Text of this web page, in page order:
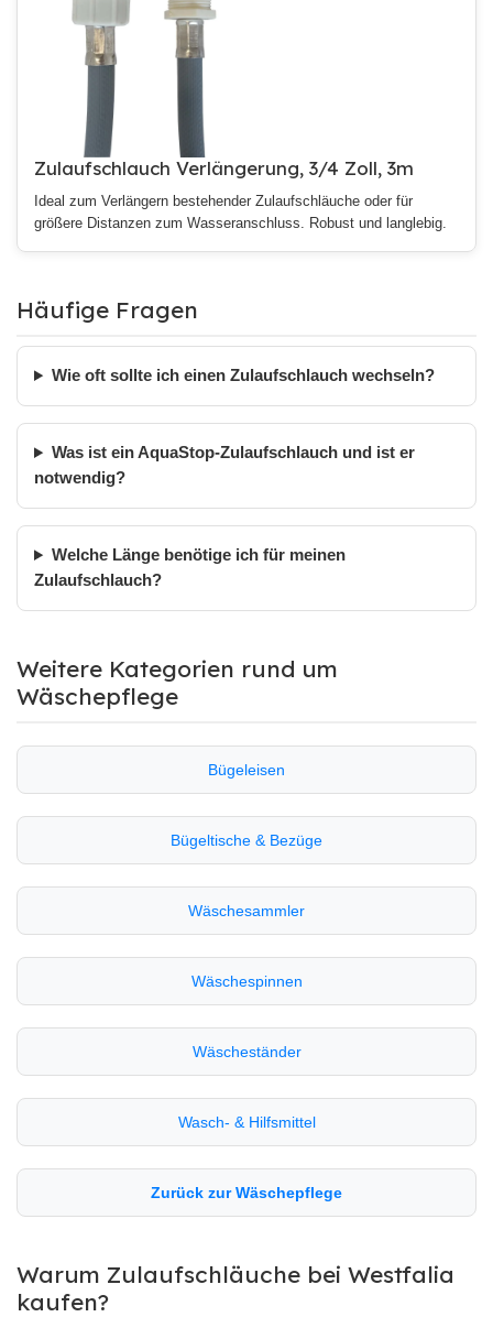
Zulaufschlauch Verlängerung, 3/4 Zoll, 3m
Ideal zum Verlängern bestehender Zulaufschläuche oder für
größere Distanzen zum Wasseranschluss. Robust und langlebig.
Häufige Fragen
Wie oft sollte ich einen Zulaufschlauch wechseln?
Was ist ein AquaStop-Zulaufschlauch und ist er
notwendig?
Welche Länge benötige ich für meinen
Zulaufschlauch?
Weitere Kategorien rund um
Wäschepflege
Bügeleisen
Bügeltische & Bezüge
Wäschesammler
Wäschespinnen
Wäscheständer
Wasch- & Hilfsmittel
Zurück zur Wäschepflege
Warum Zulaufschläuche bei Westfalia
kaufen?